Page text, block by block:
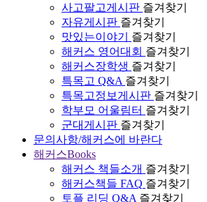
사고팔고게시판 즐겨찾기
자유게시판 즐겨찾기
맛있는이야기
즐겨찾기
해커스 영어대회 즐겨찾기
해커스장학생 즐겨찾기
특목고 Q&A 즐겨찾기
특목고정보게시판 즐겨찾기
학부모 어울림터 즐겨찾기
군대게시판 즐겨찾기
문의사항/해커스에 바란다
해커스Books
해커스 책들소개 즐겨찾기
해커스책들 FAQ 즐겨찾기
토플 리딩 Q&A 즐겨찾기